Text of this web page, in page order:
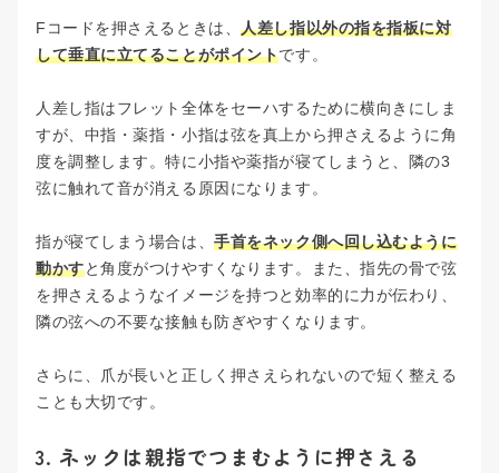
Fコードを押さえるときは、人差し指以外の指を指板に対
して垂直に立てることがポイントです。
人差し指はフレット全体をセーハするために横向きにしま
すが、中指・薬指・小指は弦を真上から押さえるように角
度を調整します。特に小指や薬指が寝てしまうと、隣の3
弦に触れて音が消える原因になります。
指が寝てしまう場合は、手首をネック側へ回し込むように
動かすと角度がつけやすくなります。また、指先の骨で弦
を押さえるようなイメージを持つと効率的に力が伝わり、
隣の弦への不要な接触も防ぎやすくなります。
さらに、爪が長いと正しく押さえられないので短く整える
ことも大切です。
3. ネックは親指でつまむように押さえる